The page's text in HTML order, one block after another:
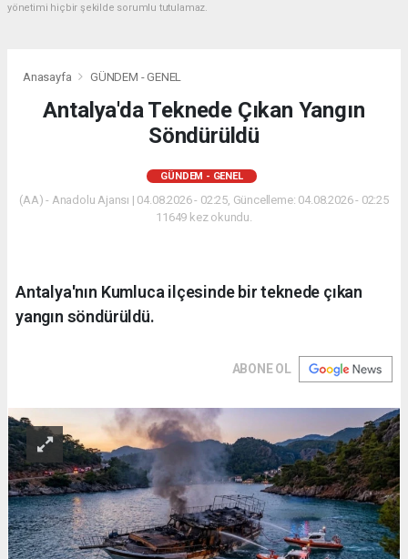
yönetimi hiçbir şekilde sorumlu tutulamaz.
Anasayfa GÜNDEM - GENEL
Antalya'da Teknede Çıkan Yangın
Söndürüldü
GÜNDEM - GENEL
(AA) - Anadolu Ajansı | 04.08.2026 - 02:25, Güncelleme: 04.08.2026 - 02:25
11649 kez okundu.
Antalya'nın Kumluca ilçesinde bir teknede çıkan
yangın söndürüldü.
ABONE OL